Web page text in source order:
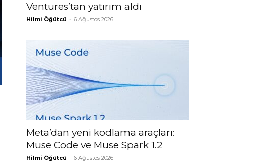
Ventures’tan yatırım aldı
Hilmi Öğütcü - 6 Ağustos 2026
Meta’dan yeni kodlama araçları:
Muse Code ve Muse Spark 1.2
Hilmi Öğütcü - 6 Ağustos 2026